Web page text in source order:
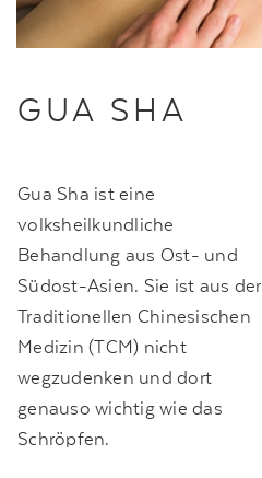
GUA SHA
Gua Sha ist eine
volksheilkundliche
Behandlung aus Ost- und
Südost-Asien. Sie ist aus der
Traditionellen Chinesischen
Medizin (TCM) nicht
wegzudenken und dort
genauso wichtig wie das
Schröpfen.